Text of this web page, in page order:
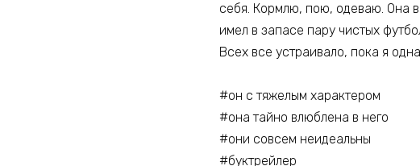
себя. Кормлю, пою, одеваю. Она
имел в запасе пару чистых
Всех все устраивало, пока я
#он с тяжелым характером
#она тайно влюблена в него
#они совсем неидеальны
#буктрейлер